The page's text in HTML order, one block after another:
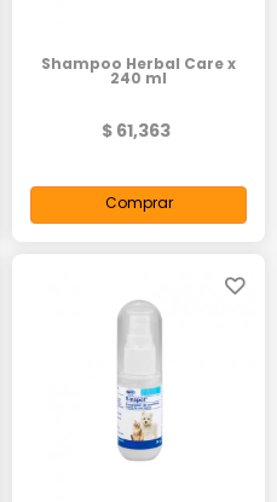
Shampoo Herbal Care x
240 ml
$ 61,363
Comprar